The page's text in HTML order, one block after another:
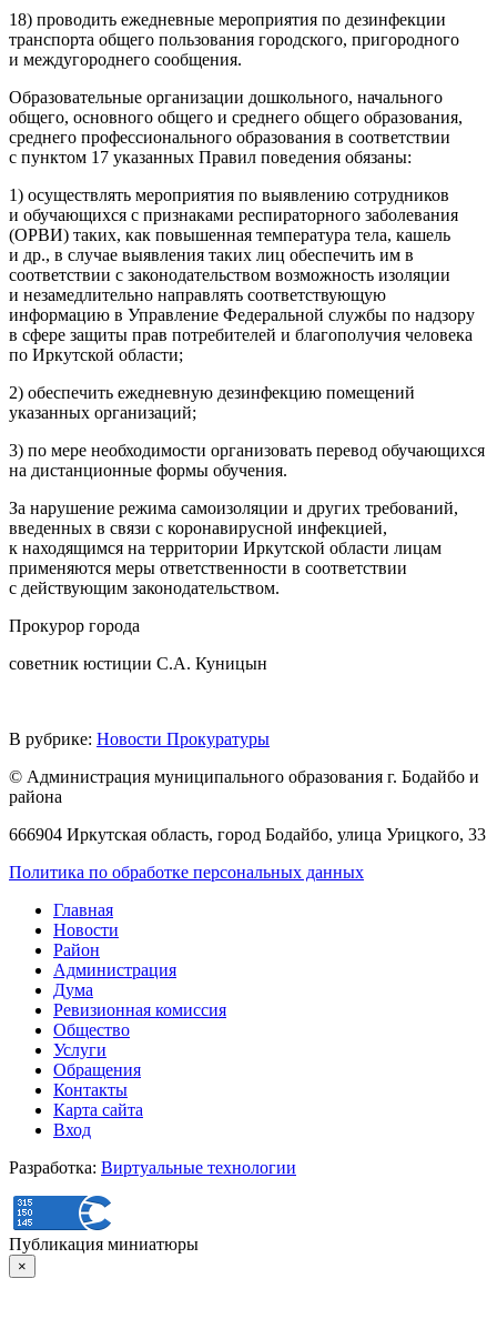
18) проводить ежедневные мероприятия по дезинфекции
транспорта общего пользования городского, пригородного
и междугороднего сообщения.
Образовательные организации дошкольного, начального
общего, основного общего и среднего общего образования,
среднего профессионального образования в соответствии
с пунктом 17 указанных Правил поведения обязаны:
1) осуществлять мероприятия по выявлению сотрудников
и обучающихся с признаками респираторного заболевания
(ОРВИ) таких, как повышенная температура тела, кашель
и др., в случае выявления таких лиц обеспечить им в
соответствии с законодательством возможность изоляции
и незамедлительно направлять соответствующую
информацию в Управление Федеральной службы по надзору
в сфере защиты прав потребителей и благополучия человека
по Иркутской области;
2) обеспечить ежедневную дезинфекцию помещений
указанных организаций;
3) по мере необходимости организовать перевод обучающихся
на дистанционные формы обучения.
За нарушение режима самоизоляции и других требований,
введенных в связи с коронавирусной инфекцией,
к находящимся на территории Иркутской области лицам
применяются меры ответственности в соответствии
с действующим законодательством.
Прокурор города
советник юстиции С.А. Куницын
В рубрике: Новости Прокуратуры
© Администрация муниципального образования г. Бодайбо и
района
666904 Иркутская область, город Бодайбо, улица Урицкого, 33
Политика по обработке персональных данных
Главная
Новости
Район
Администрация
Дума
Ревизионная комиссия
Общество
Услуги
Обращения
Контакты
Карта сайта
Вход
Разработка: Виртуальные технологии
Публикация миниатюры
×